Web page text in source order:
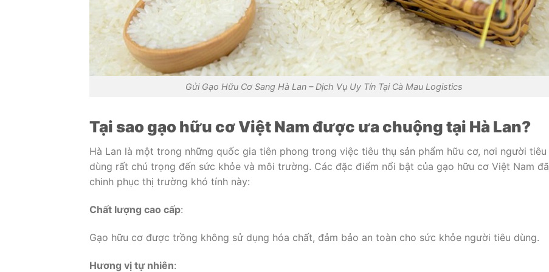
Gửi Gạo Hữu Cơ Sang Hà Lan – Dịch Vụ Uy Tín Tại Cà Mau Logistics
Tại sao gạo hữu cơ Việt Nam được ưa chuộng tại Hà Lan?
Hà Lan là một trong những quốc gia tiên phong trong việc tiêu thụ sản phẩm hữu cơ, nơi người tiêu
dùng rất chú trọng đến sức khỏe và môi trường. Các đặc điểm nổi bật của gạo hữu cơ Việt Nam đã
chinh phục thị trường khó tính này:
Chất lượng cao cấp:
Gạo hữu cơ được trồng không sử dụng hóa chất, đảm bảo an toàn cho sức khỏe người tiêu dùng.
Hương vị tự nhiên: